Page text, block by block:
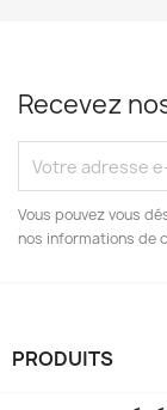
Recevez
Vous pouvez vous
nos informations de
PRODUITS